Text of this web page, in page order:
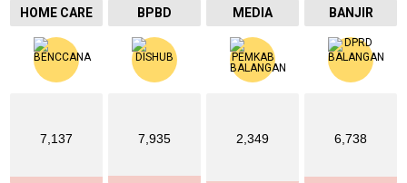
HOME CARE BPBD MEDIA BANJIR
7,137 7,935 2,349 6,738